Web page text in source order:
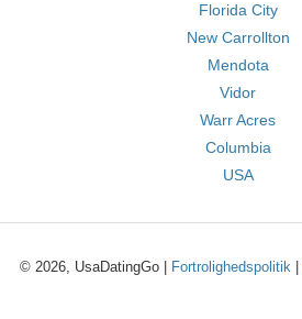
Florida City
New Carrollton
Mendota
Vidor
Warr Acres
Columbia
USA
© 2026, UsaDatingGo | Fortrolighedspolitik|